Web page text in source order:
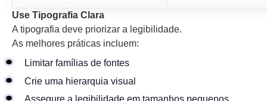
Use Tipografia Clara
A tipografia deve priorizar a legibilidade.
As melhores práticas incluem:
Limitar famílias de fontes
Crie uma hierarquia visual
Assegure a legibilidade em tamanhos pequenos